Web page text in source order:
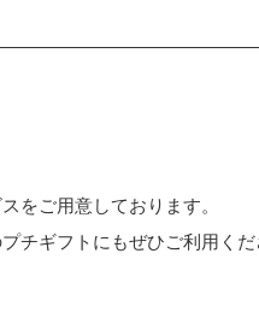
をご用意しております。
チギフトにもぜひご利用くだ